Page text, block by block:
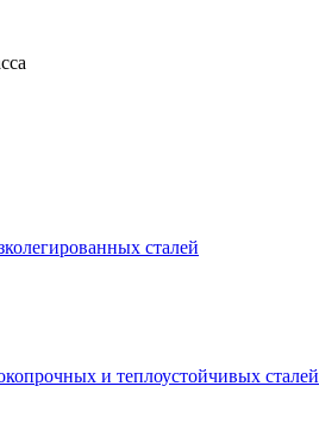
сталей
и теплоустойчивых сталей